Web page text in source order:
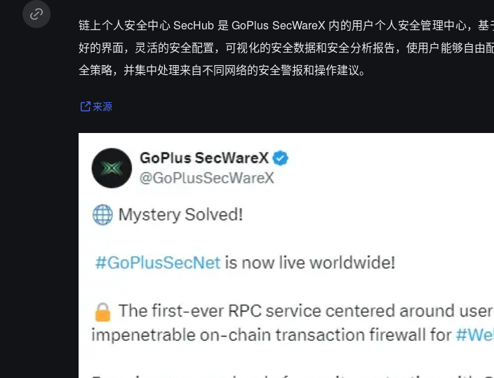
链上个人安全中心 SecHub 是 GoPlus SecWareX 内的用户个人安全管理中心，
好的界面，灵活的安全配置，可视化的安全数据和安全分析报告，使用户能够自由
全策略，并集中处理来自不同网络的安全警报和操作建议。
来源